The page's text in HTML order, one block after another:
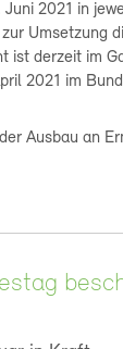
2021 in
Umsetzung
ist derzeit im
2021 im
Ausbau an